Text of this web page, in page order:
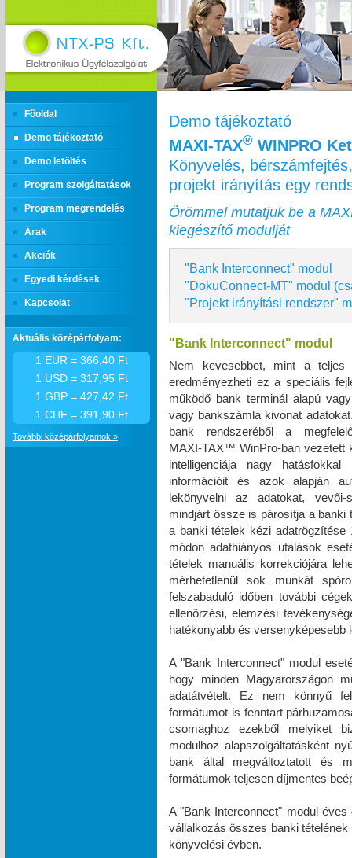
Főoldal
Demo tájékoztató
Demo letöltés
Program szolgáltatások
Program megrendelés
Árak
Akciók
Egyedi kérdések
Kapcsolat
Demo tájékoztató
MAXI‑TAX® WINPRO
Könyvelés,
projekt irányítás egy
Örömmel mutatjuk be a
kiegészítő modulját
"Bank Interconnect" modul
"DokuConnect-MT" modul
"Projekt irányítási rendszer"
"Bank Interconnect" modul
Nem kevesebbet, mint a teljes
eredményezheti ez a speciális
működő bank terminál alapú
vagy bankszámla kivonat
bank rendszeréből a
MAXI‑TAX™ WinPro-ban vezetett
intelligenciája nagy
információit és azok alapján
lekönyvelni az adatokat, vevői-
mindjárt össze is párosítja a
a banki tételek kézi
módon adathiányos utalások
tételek manuális korrekciójára
mérhetetlenül sok munkát
felszabaduló időben további
ellenőrzési, elemzési
hatékonyabb és
A "Bank Interconnect" modul
hogy minden Magyarországon
adatátvételt. Ez nem könnyű
formátumot is fenntart
csomaghoz ezekből melyiket
modulhoz alapszolgáltatásként
bank által megváltoztatott és
formátumok teljesen díjmentes
A "Bank Interconnect" modul
vállalkozás összes banki
könyvelési évben.
Aktuális középárfolyam:
1 EUR = 366,40 Ft
1 USD = 317,95 Ft
1 GBP = 427,42 Ft
1 CHF = 391,90 Ft
További középárfolyamok »